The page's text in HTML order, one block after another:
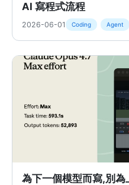
AI 寫程式流程
2026-06-01 Coding Agent
為下一個模型而寫,別